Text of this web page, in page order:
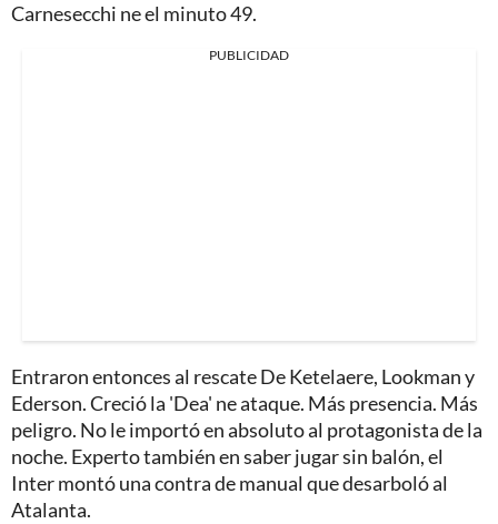
Carnesecchi ne el minuto 49.
PUBLICIDAD
Entraron entonces al rescate De Ketelaere, Lookman y
Ederson. Creció la 'Dea' ne ataque. Más presencia. Más
peligro. No le importó en absoluto al protagonista de la
noche. Experto también en saber jugar sin balón, el
Inter montó una contra de manual que desarboló al
Atalanta.